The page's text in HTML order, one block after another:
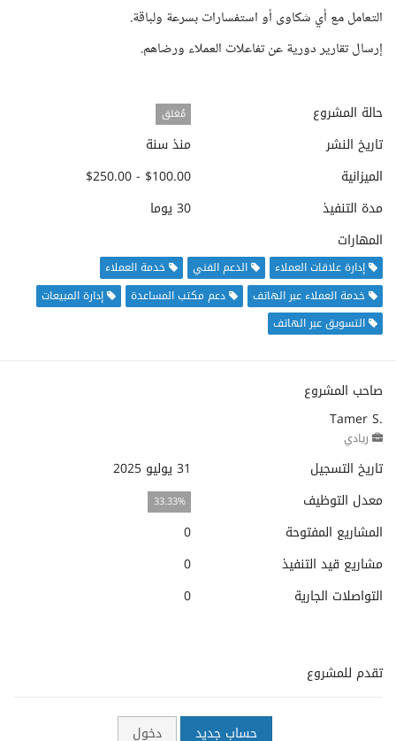
التعامل مع أي شكاوى أو استفسارات بسرعة ولباقة.
إرسال تقارير دورية عن تفاعلات العملاء ورضاهم.
حالة المشروع مُغلق
تاريخ النشر
منذ سنة
الميزانية
$100.00 - $250.00
مدة التنفيذ
30 يوما
المهارات
إدارة علاقات العملاء الدعم الفني
خدمة العملاء
خدمة العملاء عبر الهاتف
دعم مكتب المساعدة
إدارة المبيعات
التسويق عبر الهاتف
صاحب المشروع
Tamer S.
ريادي
تاريخ التسجيل
31 يوليو 2025
معدل التوظيف
33.33%
المشاريع المفتوحة
0
مشاريع قيد التنفيذ
0
التواصلات الجارية
0
تقدم للمشروع
حساب جديد دخول